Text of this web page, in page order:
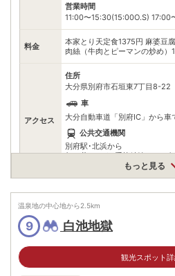
営業時間
11:00〜15:30(15:00O.S) 17:00
料金
本家とり天定食1375円 麻婆豆
肉絲（牛肉とピーマンの炒め
アクセス
住所
大分県別府市石垣東7丁目8-22
車
大分自動車道「別府IC」から車
公共交通機関
別府駅･北浜から
亀の井バス:24系統鉄輪・APU
大分交通50系統:APU行き「南
電話番号
※ 掲載情報は変更になる場合があります。最
問合せください。
※ 料金情報は税込・税抜表記が混ざっており
自身でお問合せください。
もっと見る
温泉地の中心地から2.5km
9 白池地獄
観光スポット